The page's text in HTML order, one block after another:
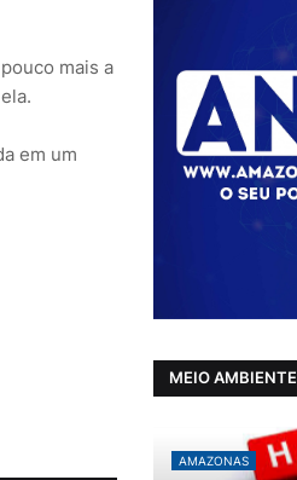
mais a
em um
MEIO AMBIENTE
AMAZONAS